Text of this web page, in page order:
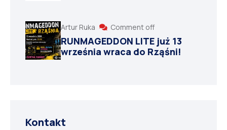
Artur Ruka Comment off
RUNMAGEDDON LITE już 13
września wraca do Rząśni!
Kontakt